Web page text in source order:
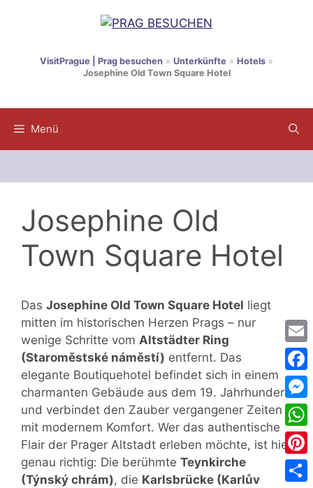
VisitPrague | Prag besuchen » Unterkünfte » Hotels »
Josephine Old Town Square Hotel
Menü
Josephine Old
Town Square Hotel
Das Josephine Old Town Square Hotel liegt
mitten im historischen Herzen Prags – nur
wenige Schritte vom Altstädter Ring
(Staroměstské náměstí) entfernt. Das
elegante Boutiquehotel befindet sich in einem
charmanten Gebäude aus dem 19. Jahrhundert
und verbindet den Zauber vergangener Zeiten
mit modernem Komfort. Wer das authentische
Flair der Prager Altstadt erleben möchte, ist hier
genau richtig: Die berühmte Teynkirche
(Týnský chrám), die Karlsbrücke (Karlův